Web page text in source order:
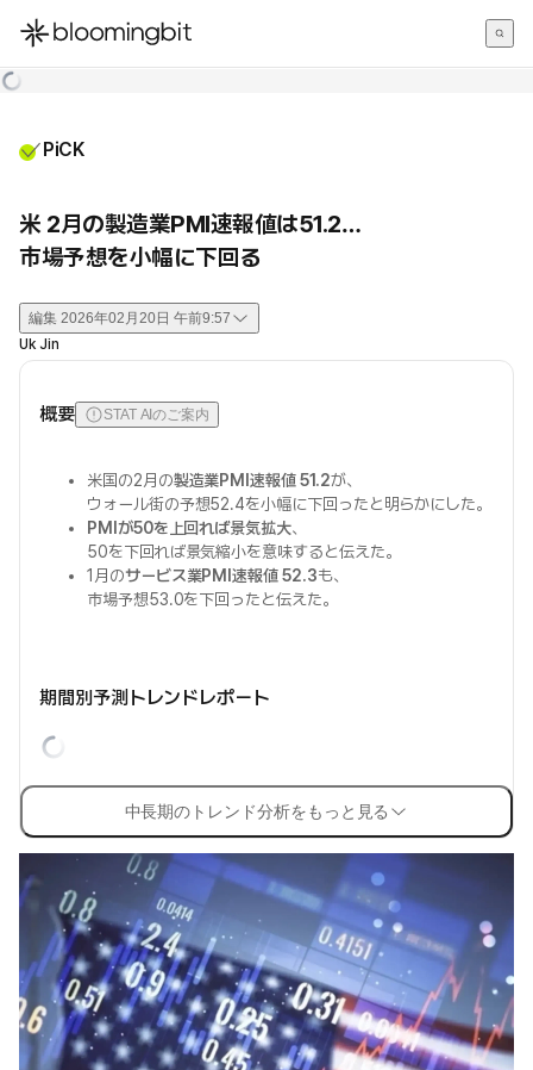
한국어
PiCK
米 2月の製造業PMI速報値は51.2…
市場予想を小幅に下回る
編集 2026年02月20日 午前9:57
Uk Jin
概要 STAT AIのご案内
米国の2月の製造業PMI速報値 51.2が、
ウォール街の予想52.4を小幅に下回ったと明らかにした。
PMIが50を上回れば景気拡大、
50を下回れば景気縮小を意味すると伝えた。
1月のサービス業PMI速報値 52.3も、
市場予想53.0を下回ったと伝えた。
期間別予測トレンドレポート
中長期のトレンド分析をもっと見る